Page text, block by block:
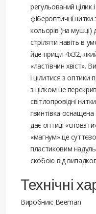
регульований цілик
фібероптичні нитки
кольорів (на
стріляти навіть в
йде приціл 4x32,
«ластівчин хвіст».
і цілитися з оптики
з цілком не
світлопровідні
гвинтівка
дає оптиці
«магнум» це
пластиковим
скобою від
Технічні
Виробник: Beeman